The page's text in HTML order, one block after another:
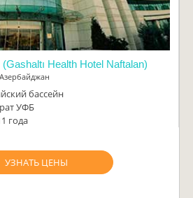
Health Hotel Naftalan)
бассейн
УФБ
года
УЗНАТЬ ЦЕНЫ